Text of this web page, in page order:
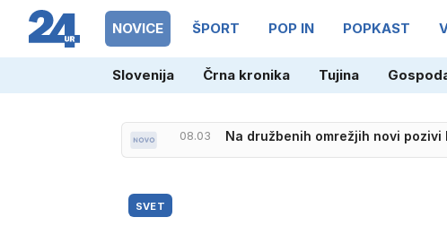
NOVICE ŠPORT POP IN POPKAST
Slovenija Črna kronika Tujina
08.03 Na družbenih omrežjih novi
SVET